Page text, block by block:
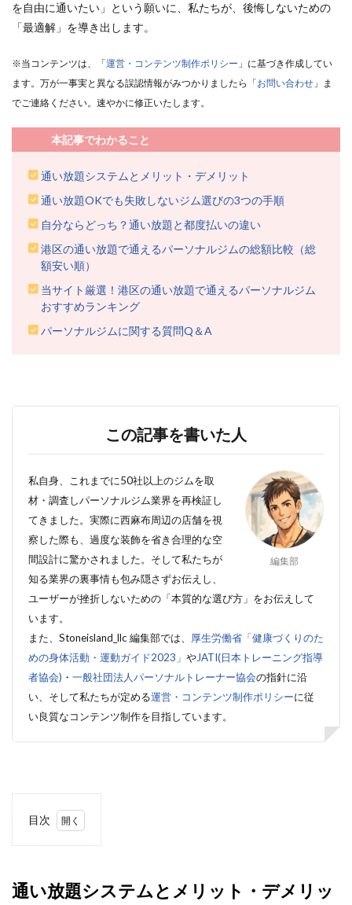
を自由に通いたい」という願いに、私たちが、後悔しないための
「最適解」を導き出します。
※当コンテンツは、「運営・コンテンツ制作ポリシー 」に基づき作成してい
ます。万が一事実と異なる誤認情報がみつかりましたら「お問い合わせ 」ま
でご連絡ください。速やかに修正いたします。
本記事でわかること
通い放題システムとメリット・デメリット
通い放題OKでも失敗しないジム選びの3つの手順
自分ならどっち？通い放題と都度払いの違い
港区の通い放題で通えるパーソナルジムの総額比較（総
額安い順）
当サイト厳選！港区の通い放題で通えるパーソナルジム
おすすめランキング
パーソナルジムに関する質問Q＆A
この記事を書いた人
編集部
私自身、これまでに50社以上のジムを取
材・調査しパーソナルジム業界を再検証し
てきました。実際に西麻布周辺の店舗を視
察した際も、過度な装飾を省き合理的な空
間設計に驚かされました。そして私たちが
知る業界の裏事情も包み隠さずお伝えし、
ユーザーが挫折しないための「本質的な選び方」をお伝えして
います。
また、Stoneisland_llc 編集部では、 厚生労働省「健康づくりのた
めの身体活動・運動ガイド2023」 やJATI(日本トレーニング指導
者協会) ・ 一般社団法人パーソナルトレーナー協会の指針に沿
い、そして私たちが定める運営・コンテンツ制作ポリシーに従
い良質なコンテンツ制作を目指しています。
目次
シス
テム
通い放題システムとメリット・デメリッ